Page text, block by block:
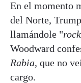
En el momento
del Norte,
llamándole "
Woodward
Rabia, que no
cargo.